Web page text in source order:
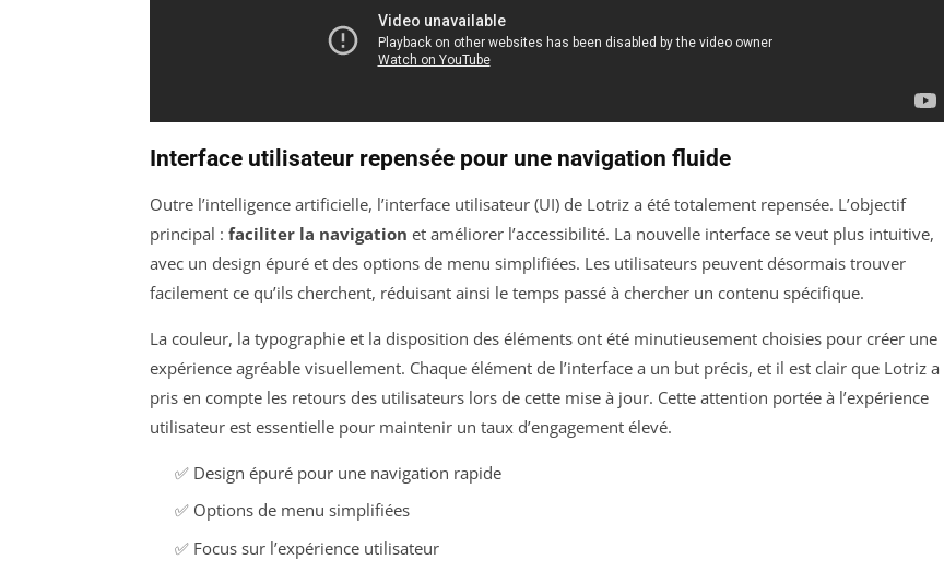
Interface utilisateur repensée pour une navigation fluide
Outre l’intelligence artificielle, l’interface utilisateur (UI) de Lotriz a été totalement repensée. L’objectif
principal : faciliter la navigation et améliorer l’accessibilité. La nouvelle interface se veut plus intuitive,
avec un design épuré et des options de menu simplifiées. Les utilisateurs peuvent désormais trouver
facilement ce qu’ils cherchent, réduisant ainsi le temps passé à chercher un contenu spécifique.
La couleur, la typographie et la disposition des éléments ont été minutieusement choisies pour créer une
expérience agréable visuellement. Chaque élément de l’interface a un but précis, et il est clair que Lotriz a
pris en compte les retours des utilisateurs lors de cette mise à jour. Cette attention portée à l’expérience
utilisateur est essentielle pour maintenir un taux d’engagement élevé.
✅ Design épuré pour une navigation rapide
✅ Options de menu simplifiées
✅ Focus sur l’expérience utilisateur